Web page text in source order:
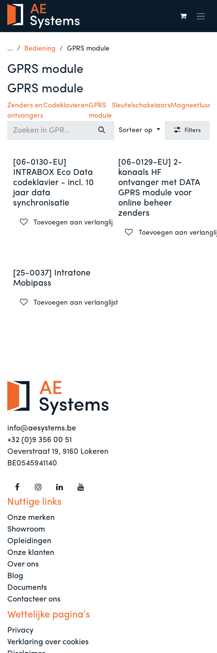
Overslaan naar inhoud
... Bediening GPRS module
GPRS module
GPRS module
Zenders en
ontvangers
CodeklavierenGPRS
module
Sleutelschakelaars
Sorteer op Filters
[06-0130-EU]
INTRABOX Eco Data
codeklavier - incl. 10
jaar data
synchronisatie
Toevoegen aan verlanglijst
[06-0129-EU] 2-
kanaals HF
ontvanger met DATA
GPRS module voor
online beheer
zenders
Toevoegen aan
[25-0037] Intratone
Mobipass
Toevoegen aan verlanglijst
info@aesystems.be
+32 (0)9 356 00 51
Oeverstraat 19, 9160 Lokeren
BE0545941140
Nuttige links
Onze merken
Showroom
Opleidingen
Onze klanten
Over ons
Blog
Documents
Contacteer ons
Wettelijke pagina’s
Privacy
Verklaring over cookies